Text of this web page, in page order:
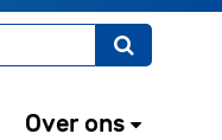
Over ons